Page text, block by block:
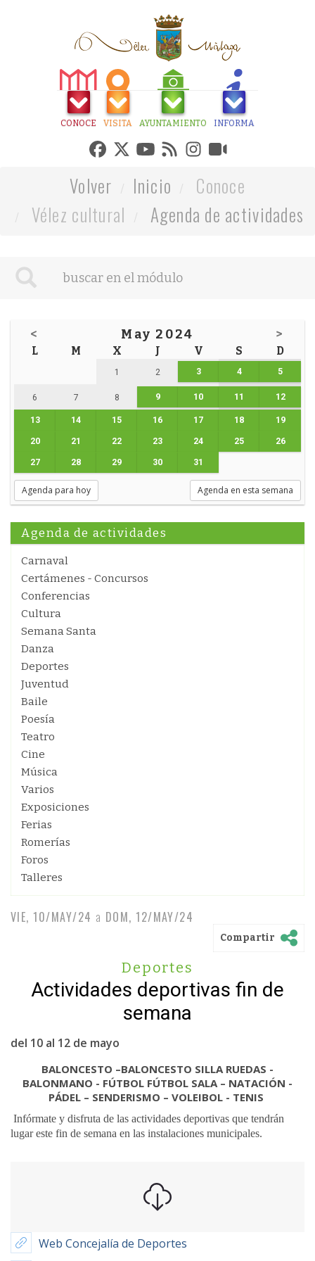
CONOCE VISITA AYUNTAMIENTO INFORMA
Volver Inicio
Conoce
Vélez cultural
Agenda de actividades
< May 2024 >
L M X J V S D
1 2 3 4 5
6 7 8 9 10 11 12
13 14 15 16 17 18 19
20 21 22 23 24 25 26
27 28 29 30 31
Agenda para hoy Agenda en esta semana
Agenda de actividades
Carnaval
Certámenes - Concursos
Conferencias
Cultura
Semana Santa
Danza
Deportes
Juventud
Baile
Poesía
Teatro
Cine
Música
Varios
Exposiciones
Ferias
Romerías
Foros
Talleres
VIE, 10/MAY/24 a DOM, 12/MAY/24
Compartir
Deportes
Actividades deportivas fin de
semana
del 10 al 12 de mayo
BALONCESTO –BALONCESTO SILLA RUEDAS -
BALONMANO - FÚTBOL FÚTBOL SALA – NATACIÓN -
PÁDEL – SENDERISMO – VOLEIBOL - TENIS
Infórmate y disfruta de las actividades deportivas que tendrán
lugar este fin de semana en las instalaciones municipales.
Web Concejalía de Deportes